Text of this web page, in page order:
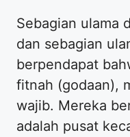
​Sebagian ulama
dan sebagian
berpendapat
fitnah (godaan),
wajib. Mereka
adalah pusat